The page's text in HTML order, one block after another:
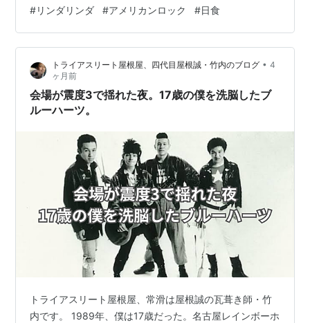
つぜん学生放送の曲がながれてきた・・・ F「う
わ！・・・びっくり？・・なんです・・・こ
れ・・・？」 G「はは・・和製ロックバンドの曲です
よ・・・ 青春のエネルギーっていうか・・・心の爆発っ
ていうか・・・ 学園反抗ものの延長線上にあるんでしょ
うね・・・」 K「うん・…
#リンダリンダ #アメリカンロック #日食
トライアスリート屋根屋、四代目屋根誠・竹内のブログ • 4
ヶ月前
会場が震度3で揺れた夜。17歳の僕を洗脳したブ
ルーハーツ。
トライアスリート屋根屋、常滑は屋根誠の瓦葺き師・竹
内です。 1989年、僕は17歳だった。名古屋レインボーホ